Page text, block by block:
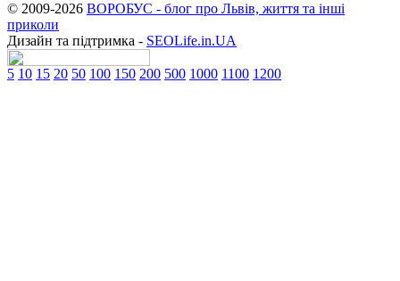
© 2009-2026 ВОРОБУС - блог про Львів, життя та інші
приколи
Дизайн та підтримка - SEOLife.in.UA
5 10 15 20 50 100 150 200 500 1000 1100 1200